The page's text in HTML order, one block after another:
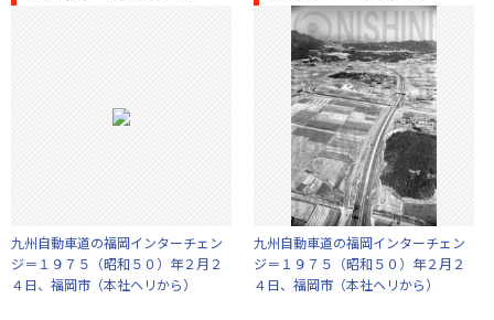
九州自動車道の福岡インターチェン
ジ＝１９７５（昭和５０）年２月２
４日、福岡市（本社ヘリから）
九州自動車道の福岡インターチェン
ジ＝１９７５（昭和５０）年２月２
４日、福岡市（本社ヘリから）